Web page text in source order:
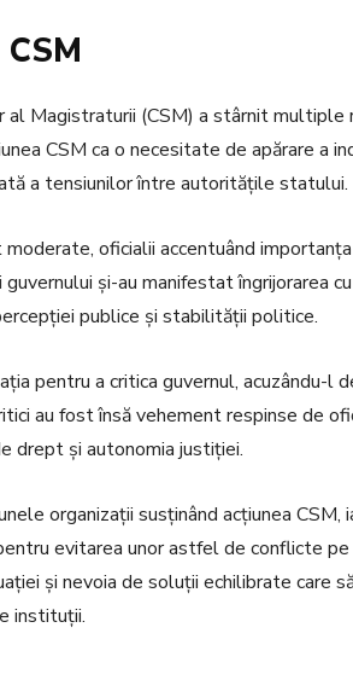
al Magistraturii (CSM) a stârnit
CSM ca o necesitate de apărare a
a tensiunilor între autoritățile statului.
oficialii accentuând
și-au manifestat îngrijorarea
publice și stabilității politice.
pentru a critica guvernul, acuzându-l
au fost însă vehement respinse de
drept și autonomia justiției.
organizații susținând acțiunea CSM,
evitarea unor astfel de conflicte
și nevoia de soluții echilibrate care
instituții.